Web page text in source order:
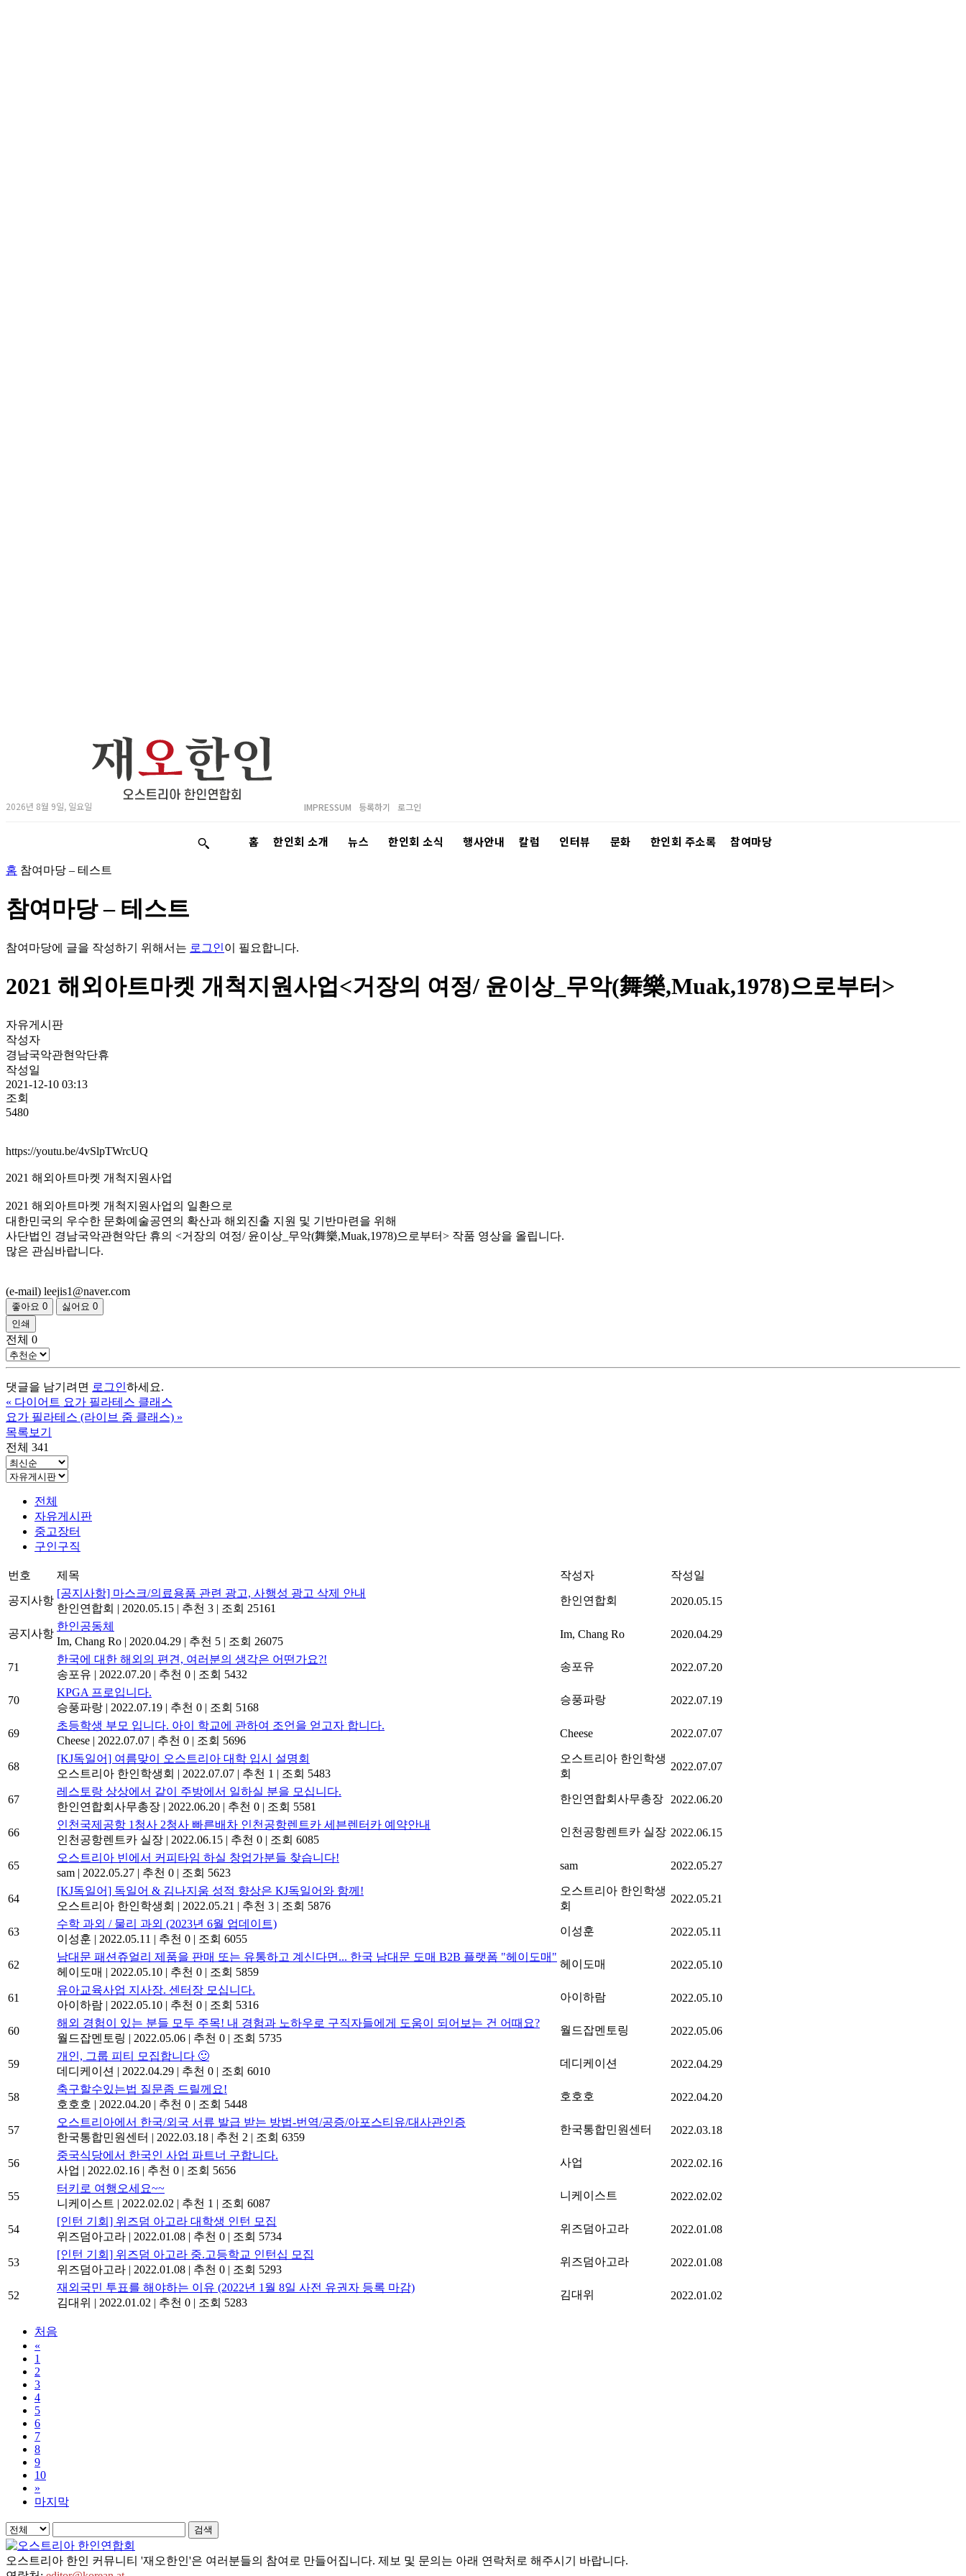
2026년 8월 9일, 일요일 IMPRESSUM 등록하기 로그인
홈 한인회 소개 뉴스 한인회 소식 행사안내 칼럼 인터뷰 문화 한인회 주소록 참여마당
홈 참여마당 – 테스트
참여마당 – 테스트
참여마당에 글을 작성하기 위해서는 로그인이 필요합니다.
2021 해외아트마켓 개척지원사업<거장의 여정/ 윤이상_무악(舞樂,Muak,1978)으로부터>
자유게시판
작성자
경남국악관현악단휴
작성일
2021-12-10 03:13
조회
5480
https://youtu.be/4vSlpTWrcUQ
2021 해외아트마켓 개척지원사업
2021 해외아트마켓 개척지원사업의 일환으로
대한민국의 우수한 문화예술공연의 확산과 해외진출 지원 및 기반마련을 위해
사단법인 경남국악관현악단 휴의 <거장의 여정/ 윤이상_무악(舞樂,Muak,1978)으로부터> 작품 영상을 올립니다.
많은 관심바랍니다.
(e-mail) leejis1@naver.com
좋아요 0 싫어요 0
인쇄
전체 0
댓글을 남기려면 로그인하세요.
« 다이어트 요가 필라테스 클래스
요가 필라테스 (라이브 줌 클래스) »
목록보기
전체 341
전체
자유게시판
중고장터
구인구직
번호 제목 작성자 작성일
공지사항
[공지사항] 마스크/의료용품 관련 광고, 사행성 광고 삭제 안내
한인연합회
2020.05.15 추천 3 조회 25161
한인연합회 2020.05.15
공지사항
한인공동체
Im, Chang Ro
2020.04.29 추천 5 조회 26075
Im, Chang Ro 2020.04.29
71
한국에 대한 해외의 편견, 여러분의 생각은 어떤가요?!
송포유
2022.07.20 추천 0 조회 5432
송포유 2022.07.20
70
KPGA 프로입니다.
승풍파랑
2022.07.19 추천 0 조회 5168
승풍파랑 2022.07.19
69
초등학생 부모 입니다. 아이 학교에 관하여 조언을 얻고자 합니다.
Cheese
2022.07.07 추천 0 조회 5696
Cheese 2022.07.07
68
[KJ독일어] 여름맞이 오스트리아 대학 입시 설명회
오스트리아 한인학생회
2022.07.07 추천 1 조회 5483
오스트리아 한인학생
회
2022.07.07
67
레스토랑 상상에서 같이 주방에서 일하실 분을 모십니다.
한인연합회사무총장
2022.06.20 추천 0 조회 5581
한인연합회사무총장 2022.06.20
66
인천국제공항 1청사 2청사 빠른배차 인천공항렌트카 세븐렌터카 예약안내
인천공항렌트카 실장
2022.06.15 추천 0 조회 6085
인천공항렌트카 실장 2022.06.15
65
오스트리아 빈에서 커피타임 하실 창업가분들 찾습니다!
sam
2022.05.27 추천 0 조회 5623
sam 2022.05.27
64
[KJ독일어] 독일어 & 김나지움 성적 향상은 KJ독일어와 함께!
오스트리아 한인학생회
2022.05.21 추천 3 조회 5876
오스트리아 한인학생
회
2022.05.21
63
수학 과외 / 물리 과외 (2023년 6월 업데이트)
이성훈
2022.05.11 추천 0 조회 6055
이성훈 2022.05.11
62
남대문 패션쥬얼리 제품을 판매 또는 유통하고 계신다면... 한국 남대문 도매 B2B 플랫폼 "헤이도매"
헤이도매
2022.05.10 추천 0 조회 5859
헤이도매 2022.05.10
61
유아교육사업 지사장. 센터장 모십니다.
아이하람
2022.05.10 추천 0 조회 5316
아이하람 2022.05.10
60
해외 경험이 있는 분들 모두 주목! 내 경험과 노하우로 구직자들에게 도움이 되어보는 건 어때요?
월드잡멘토링
2022.05.06 추천 0 조회 5735
월드잡멘토링 2022.05.06
59
개인, 그룹 피티 모집합니다 🙂
데디케이션
2022.04.29 추천 0 조회 6010
데디케이션 2022.04.29
58
축구할수있는법 질문좀 드릴께요!
호호호
2022.04.20 추천 0 조회 5448
호호호 2022.04.20
57
오스트리아에서 한국/외국 서류 발급 받는 방법-번역/공증/아포스티유/대사관인증
한국통합민원센터
2022.03.18 추천 2 조회 6359
한국통합민원센터 2022.03.18
56
중국식당에서 한국인 사업 파트너 구합니다.
사업
2022.02.16 추천 0 조회 5656
사업 2022.02.16
55
터키로 여행오세요~~
니케이스트
2022.02.02 추천 1 조회 6087
니케이스트 2022.02.02
54
[인턴 기회] 위즈덤 아고라 대학생 인턴 모집
위즈덤아고라
2022.01.08 추천 0 조회 5734
위즈덤아고라 2022.01.08
53
[인턴 기회] 위즈덤 아고라 중.고등학교 인턴십 모집
위즈덤아고라
2022.01.08 추천 0 조회 5293
위즈덤아고라 2022.01.08
52
재외국민 투표를 해야하는 이유 (2022년 1월 8일 사전 유권자 등록 마감)
김대위
2022.01.02 추천 0 조회 5283
김대위 2022.01.02
처음
«
1
2
3
4
5
6
7
8
9
10
»
마지막
검색
오스트리아 한인 커뮤니티 '재오한인'은 여러분들의 참여로 만들어집니다. 제보 및 문의는 아래 연락처로 해주시기 바랍니다.